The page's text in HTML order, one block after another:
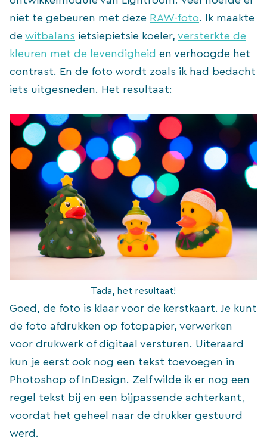
niet te gebeuren met deze RAW-foto. Ik maakte
de witbalans ietsiepietsie koeler, versterkte de
kleuren met de levendigheid en verhoogde het
contrast. En de foto wordt zoals ik had bedacht
iets uitgesneden. Het resultaat:
Tada, het resultaat!
Goed, de foto is klaar voor de kerstkaart. Je kunt
de foto afdrukken op fotopapier, verwerken
voor drukwerk of digitaal versturen. Uiteraard
kun je eerst ook nog een tekst toevoegen in
Photoshop of InDesign. Zelf wilde ik er nog een
regel tekst bij en een bijpassende achterkant,
voordat het geheel naar de drukker gestuurd
werd.